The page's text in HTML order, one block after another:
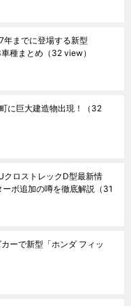
年までに登場する新型
種まとめ （32 view）
に巨大建造物出現！
（32
クロストレックD型最新情
ボ追加の噂を徹底解説 （31
ーで新型「ホンダ フィッ